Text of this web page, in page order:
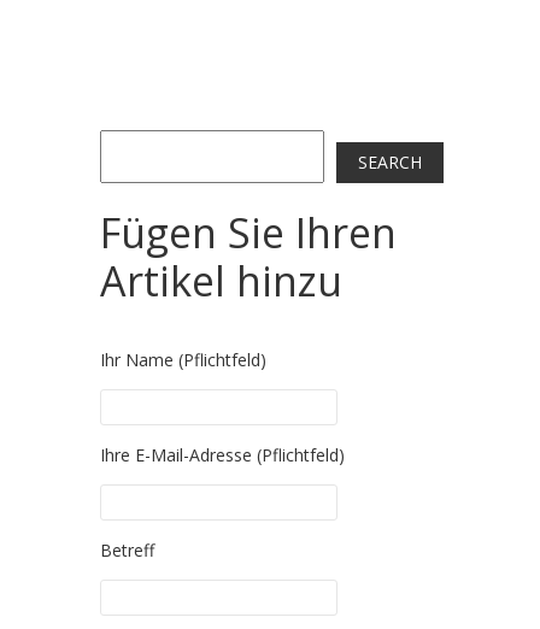
SEARCH
Fügen Sie Ihren
Artikel hinzu
Ihr Name (Pflichtfeld)
Please leave this field empty.
Ihre E-Mail-Adresse (Pflichtfeld)
Please leave this field empty.
Betreff